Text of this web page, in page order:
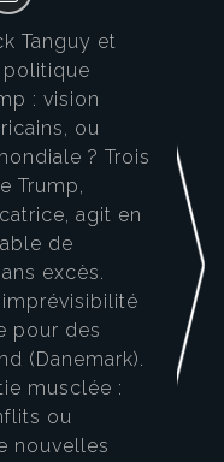
Tanguy et
: vision
ou
? Trois
Trump,
agit en
de
excès.
imprévisibilité
pour des
(Danemark).
musclée :
ou
nouvelles